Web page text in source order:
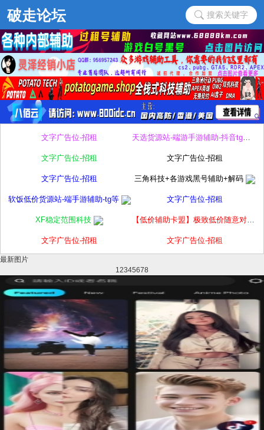
搜索关键字
文字广告位-招租 天选货源站-端游手游辅助-抖音tg等
文字广告位-招租 文字广告位-招租
文字广告位-招租 三角科技+各游戏黑号辅助+解码
软饭低价货源站-端手游辅助-tg等 文字广告位-招租
XF稳定范围科技 【低价辅助卡盟】极致低价随意对比
文字广告位-招租 文字广告位-招租
最新图片
12345678